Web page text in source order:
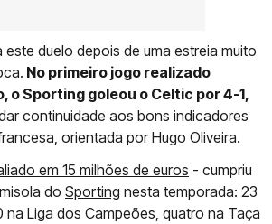
duelo depois de uma estreia muito
No primeiro jogo realizado
o Sporting goleou o Celtic por 4-1,
continuidade aos bons indicadores
orientada por Hugo Oliveira.
em 15 milhões de euros - cumpriu
do Sporting nesta temporada: 23
na Liga dos Campeões, quatro na Taça